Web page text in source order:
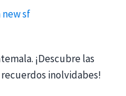
¡Descubre las
inolvidabes!